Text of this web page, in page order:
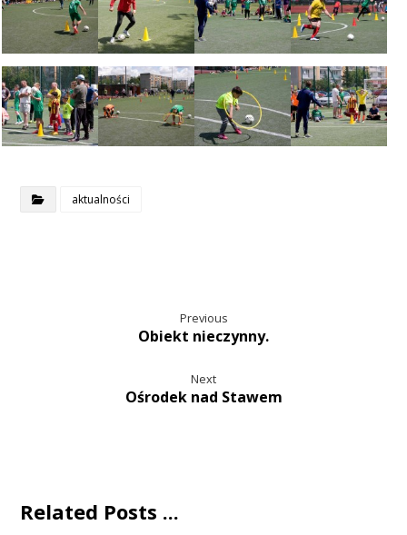
aktualności
Previous
Obiekt nieczynny.
Next
Ośrodek nad Stawem
Related Posts ...